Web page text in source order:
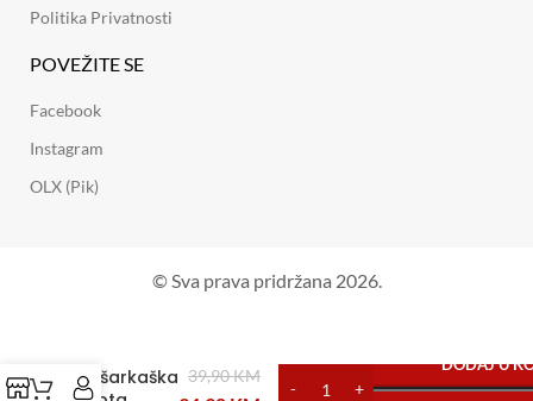
Politika Privatnosti
POVEŽITE SE
Facebook
Instagram
OLX (Pik)
© Sva prava pridržana 2026.
Košarkaška 39,90KM
DODAJ U